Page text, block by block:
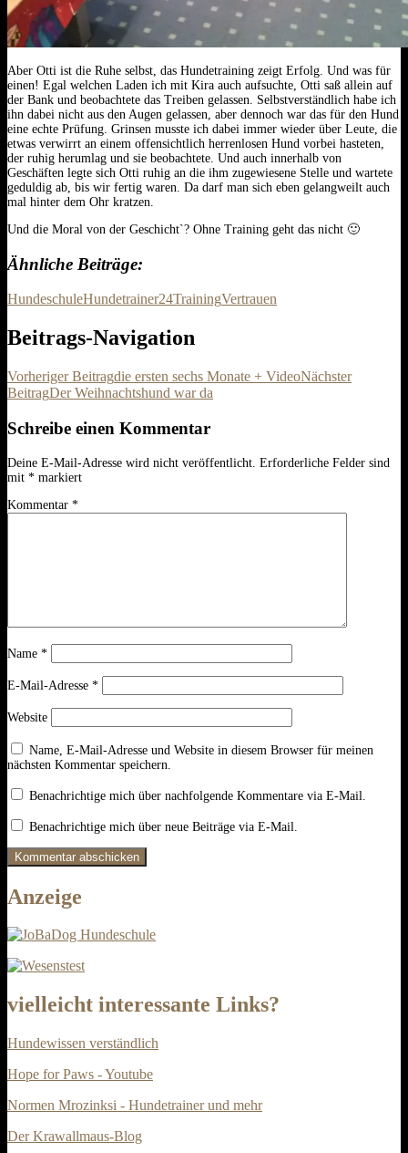
Aber Otti ist die Ruhe selbst, das Hundetraining zeigt Erfolg. Und was für
einen! Egal welchen Laden ich mit Kira auch aufsuchte, Otti saß allein auf
der Bank und beobachtete das Treiben gelassen. Selbstverständlich habe ich
ihn dabei nicht aus den Augen gelassen, aber dennoch war das für den Hund
eine echte Prüfung. Grinsen musste ich dabei immer wieder über Leute, die
etwas verwirrt an einem offensichtlich herrenlosen Hund vorbei hasteten,
der ruhig herumlag und sie beobachtete. Und auch innerhalb von
Geschäften legte sich Otti ruhig an die ihm zugewiesene Stelle und wartete
geduldig ab, bis wir fertig waren. Da darf man sich eben gelangweilt auch
mal hinter dem Ohr kratzen.
Und die Moral von der Geschicht`? Ohne Training geht das nicht 🙂
Ähnliche Beiträge
HundeschuleHundetrainer24TrainingVertrauen
Beitrags-Navigation
Vorheriger Beitragdie ersten sechs Monate + VideoNächster
BeitragDer Weihnachtshund war da
Schreibe einen Kommentar
Deine E-Mail-Adresse wird nicht veröffentlicht. Erforderliche Felder sind
mit * markiert
Kommentar *
Name *
E-Mail-Adresse *
Website
Name, E-Mail-Adresse und Website in diesem Browser für meinen
nächsten Kommentar speichern.
Benachrichtige mich über nachfolgende Kommentare via E-Mail.
Benachrichtige mich über neue Beiträge via E-Mail.
Anzeige
vielleicht interessante Links?
Hundewissen verständlich
Hope for Paws - Youtube
Normen Mrozinksi - Hundetrainer und mehr
Der Krawallmaus-Blog